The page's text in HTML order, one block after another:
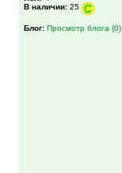
В наличии: 25
Блог: Просмотр блога (0)